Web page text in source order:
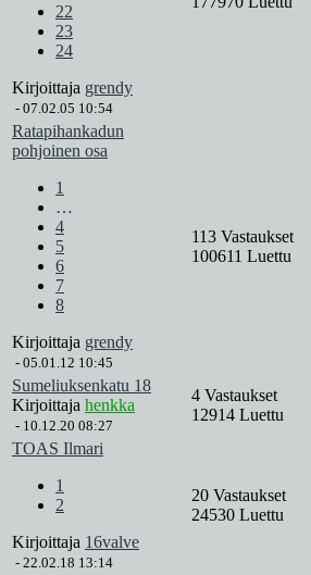
22
23
24
Kirjoittaja grendy
- 07.02.05 10:54
Ratapihankadun
pohjoinen osa
1
…
4
5
6
7
8
Kirjoittaja grendy
- 05.01.12 10:45
113 Vastaukset
100611 Luettu
Sumeliuksenkatu 18
Kirjoittaja henkka
- 10.12.20 08:27
4 Vastaukset
12914 Luettu
TOAS Ilmari
1
2
Kirjoittaja 16valve
- 22.02.18 13:14
20 Vastaukset
24530 Luettu